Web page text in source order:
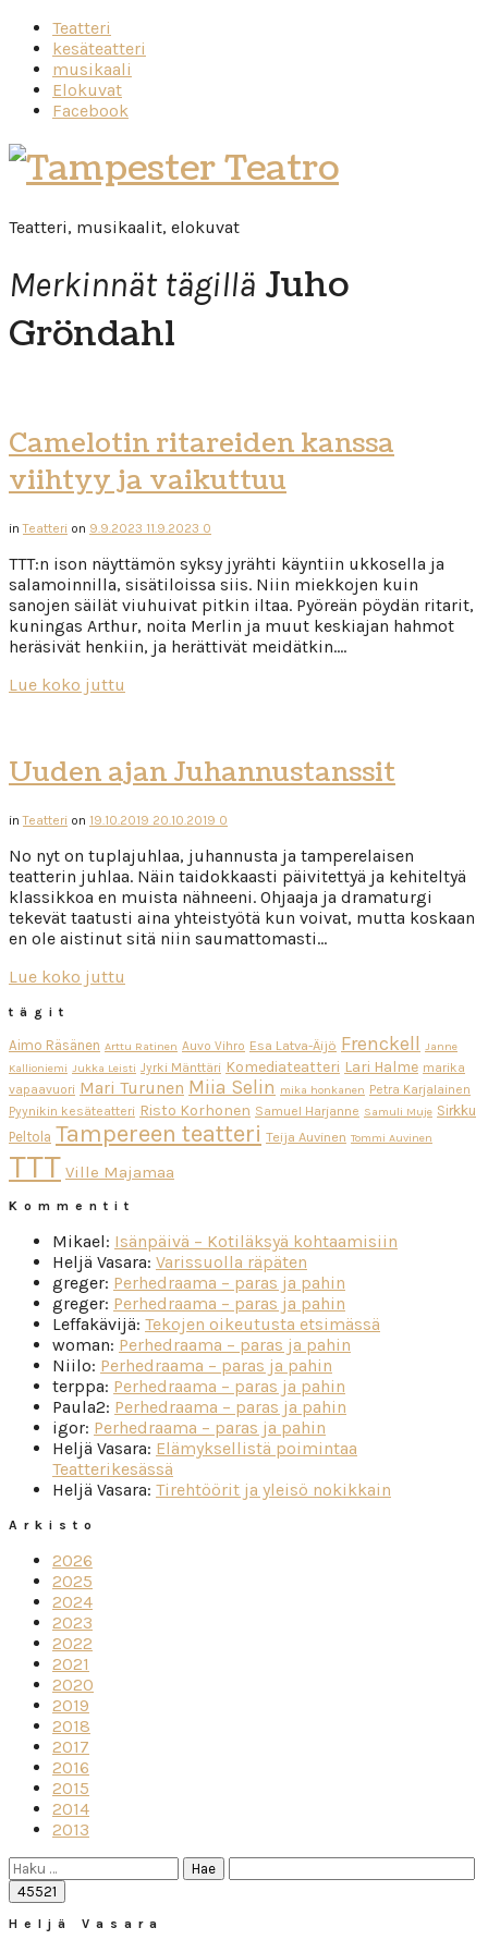
Teatteri
kesäteatteri
musikaali
Elokuvat
Facebook
Tampester
Teatro
Teatteri, musikaalit, elokuvat
Merkinnät tägillä Juho
Gröndahl
Camelotin ritareiden kanssa
viihtyy ja vaikuttuu
inTeatteri on 9.9.2023 11.9.2023 0
TTT:n ison näyttämön syksy jyrähti käyntiin ukkosella ja
salamoinnilla, sisätiloissa siis. Niin miekkojen kuin
sanojen säilät viuhuivat pitkin iltaa. Pyöreän pöydän ritarit,
kuningas Arthur, noita Merlin ja muut keskiajan hahmot
heräsivät henkiin, ja herättivät meidätkin….
Lue koko juttu
Uuden ajan Juhannustanssit
inTeatteri on 19.10.2019 20.10.2019 0
No nyt on tuplajuhlaa, juhannusta ja tamperelaisen
teatterin juhlaa. Näin taidokkaasti päivitettyä ja kehiteltyä
klassikkoa en muista nähneeni. Ohjaaja ja dramaturgi
tekevät taatusti aina yhteistyötä kun voivat, mutta koskaan
en ole aistinut sitä niin saumattomasti…
Lue koko juttu
tägit
Aimo Räsänen Arttu Ratinen Auvo Vihro Esa Latva-Äijö Frenckell Janne
Kallioniemi Jukka Leisti Jyrki Mänttäri Komediateatteri Lari Halme marika
vapaavuori Mari Turunen Miia Selin mika honkanen Petra Karjalainen
Pyynikin kesäteatteri Risto Korhonen Samuel Harjanne Samuli Muje Sirkku
Peltola Tampereen teatteri Teija Auvinen Tommi Auvinen
TTT Ville Majamaa
Kommentit
Mikael: Isänpäivä – Kotiläksyä kohtaamisiin
Heljä Vasara: Varissuolla räpäten
greger: Perhedraama – paras ja pahin
greger: Perhedraama – paras ja pahin
Leffakävijä: Tekojen oikeutusta etsimässä
woman: Perhedraama – paras ja pahin
Niilo: Perhedraama – paras ja pahin
terppa: Perhedraama – paras ja pahin
Paula2: Perhedraama – paras ja pahin
igor: Perhedraama – paras ja pahin
Heljä Vasara: Elämyksellistä poimintaa
Teatterikesässä
Heljä Vasara: Tirehtöörit ja yleisö nokikkain
Arkisto
2026
2025
2024
2023
2022
2021
2020
2019
2018
2017
2016
2015
2014
2013
Haku:
Heljä Vasara